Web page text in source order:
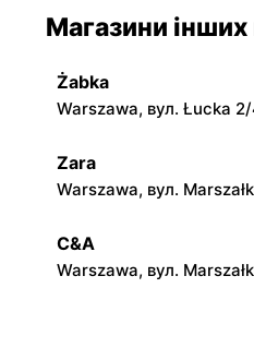
Jadachy, вул. Jadachy
moje sklepy
Górki, вул. Górki 71
moje sklepy
Hyżne, вул. Hyżne 100
Магазини
Żabka
Warszawa, вул. Łucka
Zara
Warszawa, вул.
C&A
Warszawa, вул.